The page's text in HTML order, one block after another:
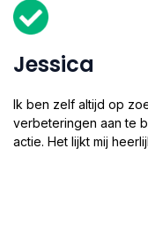
Jessica
Ik ben zelf altijd op
verbeteringen aan te
actie. Het lijkt mij